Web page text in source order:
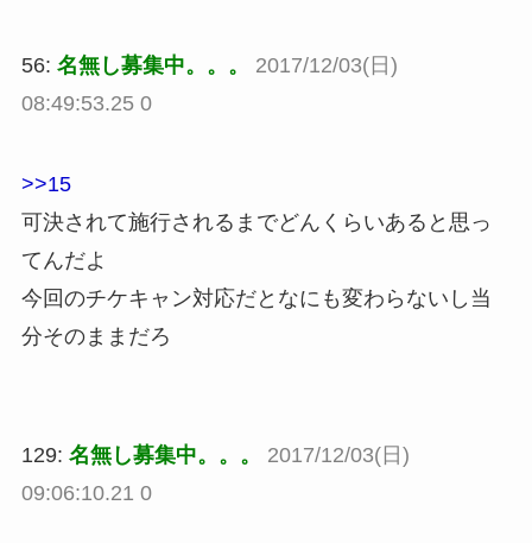
56: 名無し募集中。。。
2017/12/03(日)
08:49:53.25 0
>>15
可決されて施行されるまでどんくらいあると思っ
てんだよ
今回のチケキャン対応だとなにも変わらないし当
分そのままだろ
129: 名無し募集中。。。
2017/12/03(日)
09:06:10.21 0